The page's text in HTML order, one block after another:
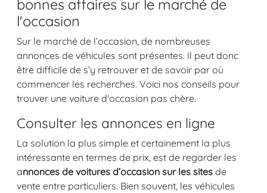
bonnes affaires sur le marché de
l'occasion
Sur le marché de l’occasion, de nombreuses
annonces de véhicules sont présentes. Il peut donc
être difficile de s’y retrouver et de savoir par où
commencer les recherches. Voici nos conseils pour
trouver une voiture d'occasion pas chère.
Consulter les annonces en ligne
La solution la plus simple et certainement la plus
intéressante en termes de prix, est de regarder les
annonces de voitures d’occasion sur les sites de
vente entre particuliers. Bien souvent, les véhicules